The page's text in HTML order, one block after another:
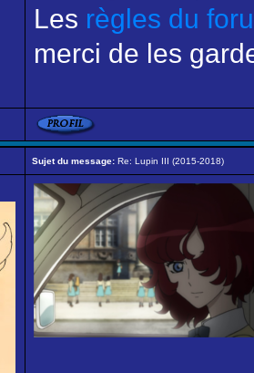
Les règles du
merci de les
Sujet du message: Re: Lupin III (2015-2018)